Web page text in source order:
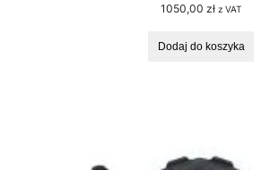
1050,00 zł z VAT
Dodaj do koszyka